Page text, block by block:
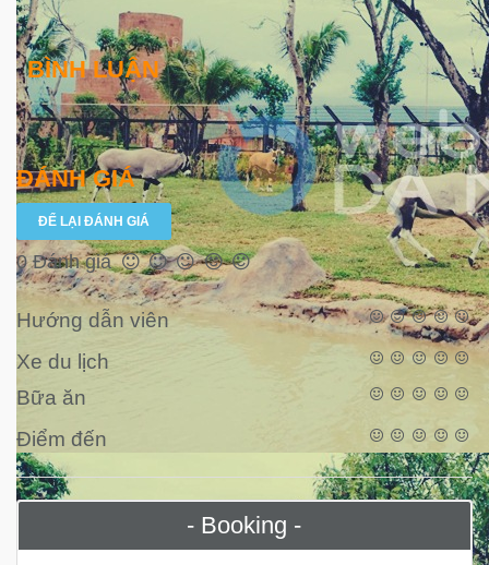
BÌNH LUẬN
ĐÁNH GIÁ
ĐỂ LẠI ĐÁNH GIÁ
0 Đánh giá
Hướng dẫn viên
Xe du lịch
Bữa ăn
Điểm đến
- Booking -